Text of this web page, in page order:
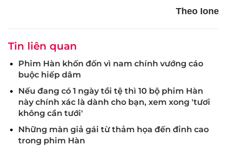
Theo Ione
Tin liên quan
Phim Hàn khốn đốn vì nam chính vướng cáo
buộc hiếp dâm
Nếu đang có 1 ngày tồi tệ thì 10 bộ phim Hàn
này chính xác là dành cho bạn, xem xong 'tươi
không cần tưới'
Những màn giả gái từ thảm họa đến đỉnh cao
trong phim Hàn